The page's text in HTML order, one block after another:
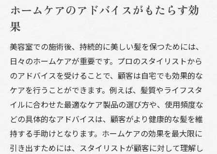
ホームケアのアドバイスがもたらす効
果
美容室での施術後、持続的に美しい髪を保つためには、
日々のホームケアが重要です。プロのスタイリストから
のアドバイスを受けることで、顧客は自宅でも効果的な
ケアを行うことができます。例えば、髪質やライフスタ
イルに合わせた最適なケア製品の選び方や、使用頻度な
どの具体的なアドバイスは、顧客がより健康的な髪を維
持する手助けとなります。ホームケアの効果を最大限に
引き出すためには、スタイリストが顧客に対して理解し